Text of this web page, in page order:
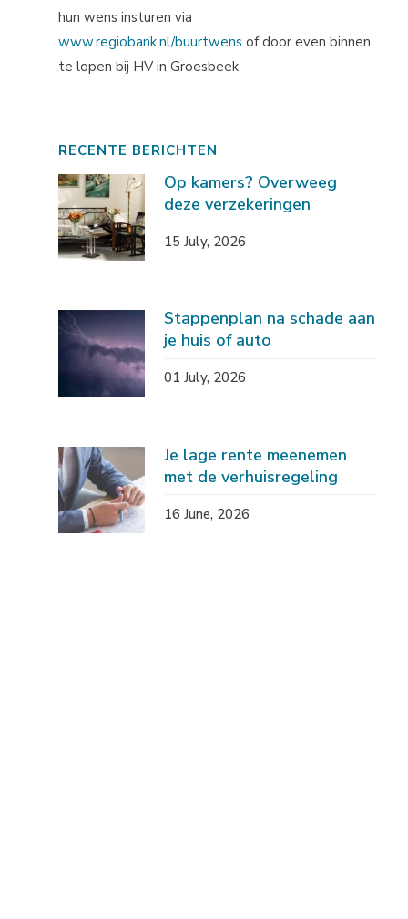
hun wens insturen via
www.regiobank.nl/buurtwens of door even binnen
te lopen bij HV in Groesbeek
RECENTE BERICHTEN
Op kamers? Overweeg
deze verzekeringen
15 July, 2026
Stappenplan na schade aan
je huis of auto
01 July, 2026
Je lage rente meenemen
met de verhuisregeling
16 June, 2026